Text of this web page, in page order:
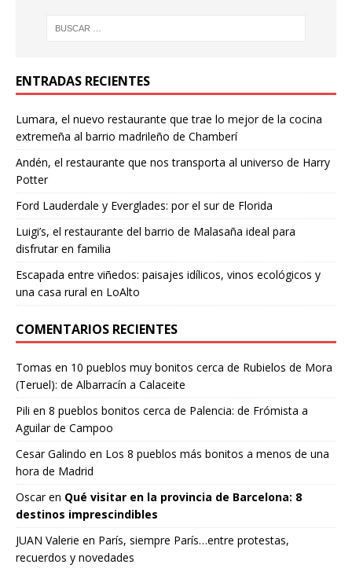
ENTRADAS RECIENTES
Lumara, el nuevo restaurante que trae lo mejor de la cocina
extremeña al barrio madrileño de Chamberí
Andén, el restaurante que nos transporta al universo de Harry
Potter
Ford Lauderdale y Everglades: por el sur de Florida
Luigi’s, el restaurante del barrio de Malasaña ideal para
disfrutar en familia
Escapada entre viñedos: paisajes idílicos, vinos ecológicos y
una casa rural en LoAlto
COMENTARIOS RECIENTES
Tomas en 10 pueblos muy bonitos cerca de Rubielos de Mora
(Teruel): de Albarracín a Calaceite
Pili en 8 pueblos bonitos cerca de Palencia: de Frómista a
Aguilar de Campoo
Cesar Galindo en Los 8 pueblos más bonitos a menos de una
hora de Madrid
Oscaren Qué visitar en la provincia de Barcelona: 8
destinos imprescindibles
JUAN Valerie en París, siempre París…entre protestas,
recuerdos y novedades